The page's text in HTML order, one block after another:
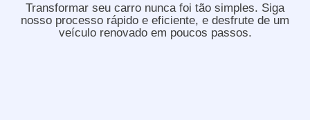
Transformar seu carro nunca foi tão simples. Siga
nosso processo rápido e eficiente, e desfrute de um
veículo renovado em poucos passos.